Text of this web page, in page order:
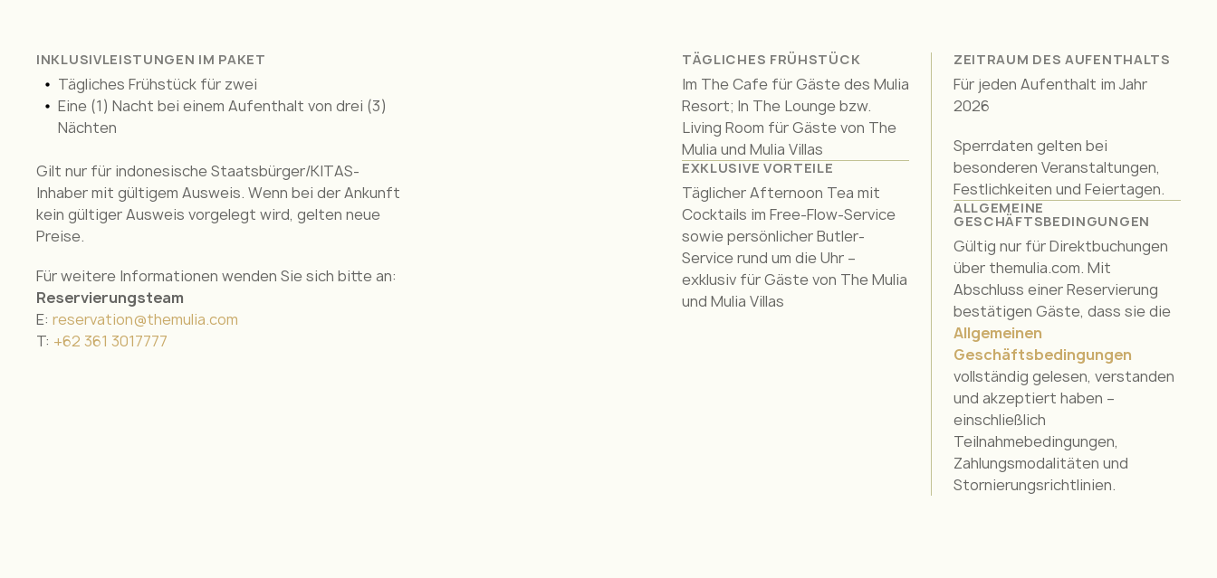
INKLUSIVLEISTUNGEN IM PAKET
Tägliches Frühstück für zwei
Eine (1) Nacht bei einem Aufenthalt von drei (3)
Nächten
Gilt nur für indonesische Staatsbürger/KITAS-
Inhaber mit gültigem Ausweis. Wenn bei der Ankunft
kein gültiger Ausweis vorgelegt wird, gelten neue
Preise.
Für weitere Informationen wenden Sie sich bitte an:
Reservierungsteam
E: reservation@themulia.com
T: +62 361 3017777
TÄGLICHES FRÜHSTÜCK
Im The Cafe für Gäste des Mulia
Resort; In The Lounge bzw.
Living Room für Gäste von The
Mulia und Mulia Villas
EXKLUSIVE VORTEILE
Täglicher Afternoon Tea mit
Cocktails im Free-Flow-Service
sowie persönlicher Butler-
Service rund um die Uhr –
exklusiv für Gäste von The Mulia
und Mulia Villas
ZEITRAUM DES AUFENTHALTS
Für jeden Aufenthalt im Jahr
2026
Sperrdaten gelten bei
besonderen Veranstaltungen,
Festlichkeiten und Feiertagen.
ALLGEMEINE
GESCHÄFTSBEDINGUNGEN
Gültig nur für Direktbuchungen
über themulia.com. Mit
Abschluss einer Reservierung
bestätigen Gäste, dass sie die
Allgemeinen
Geschäftsbedingungen
vollständig gelesen, verstanden
und akzeptiert haben –
einschließlich
Teilnahmebedingungen,
Zahlungsmodalitäten und
Stornierungsrichtlinien.